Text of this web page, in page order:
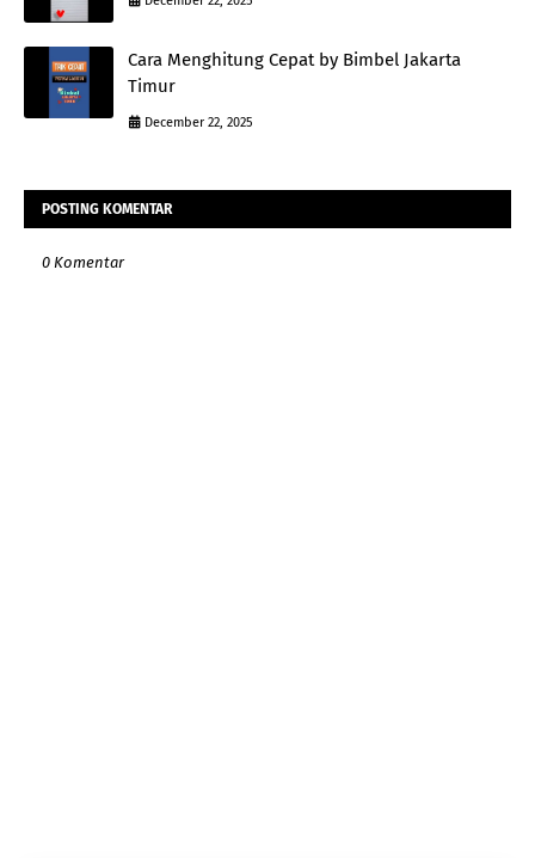
Cara Menghitung Cepat by Bimbel Jakarta
Timur
December 22, 2025
POSTING KOMENTAR
0 Komentar